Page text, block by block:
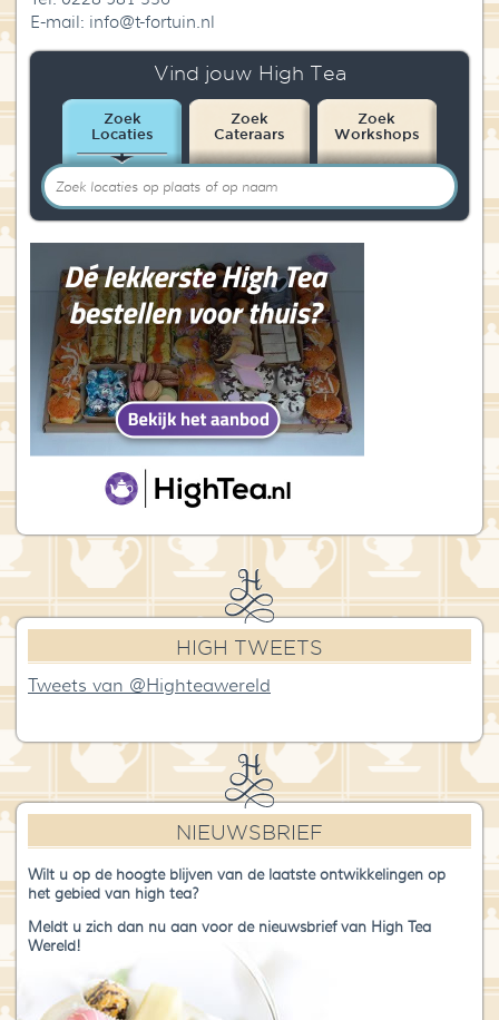
E-mail: info@t-fortuin.nl
Vind jouw High Tea
Zoek
Locaties
Zoek
Cateraars
Zoek
Workshops
HIGH TWEETS
Tweets van @Highteawereld
NIEUWSBRIEF
Wilt u op de hoogte blijven van de laatste ontwikkelingen op
het gebied van high tea?
Meldt u zich dan nu aan voor de nieuwsbrief van High Tea
Wereld!